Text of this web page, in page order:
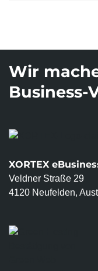
Wir
Business-
XORTEX
Veldner Straße 29
4120 Neufelden,